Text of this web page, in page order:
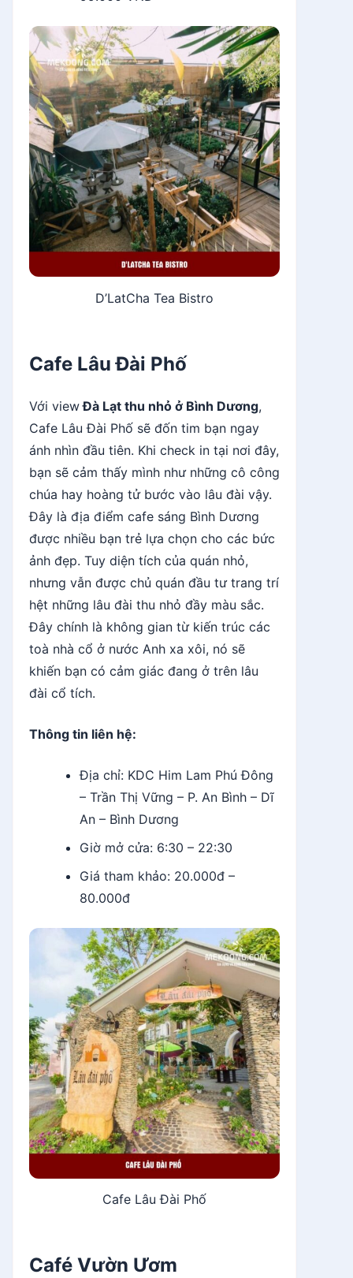
D’LatCha Tea Bistro
Cafe Lâu Đài Phố
Với viewĐà Lạt thu nhỏ ở Bình Dương,
Cafe Lâu Đài Phố sẽ đốn tim bạn ngay
ánh nhìn đầu tiên. Khi check in tại nơi đây,
bạn sẽ cảm thấy mình như những cô công
chúa hay hoàng tử bước vào lâu đài vậy.
Đây là địa điểm cafe sáng Bình Dương
được nhiều bạn trẻ lựa chọn cho các bức
ảnh đẹp. Tuy diện tích của quán nhỏ,
nhưng vẫn được chủ quán đầu tư trang trí
hệt những lâu đài thu nhỏ đầy màu sắc.
Đây chính là không gian từ kiến trúc các
toà nhà cổ ở nước Anh xa xôi, nó sẽ
khiến bạn có cảm giác đang ở trên lâu
đài cổ tích.
Thông tin liên hệ:
Địa chỉ: KDC Him Lam Phú Đông
– Trần Thị Vững – P. An Bình – Dĩ
An – Bình Dương
Giờ mở cửa: 6:30 – 22:30
Giá tham khảo: 20.000đ –
80.000đ
Cafe Lâu Đài Phố
Café Vườn Ươm